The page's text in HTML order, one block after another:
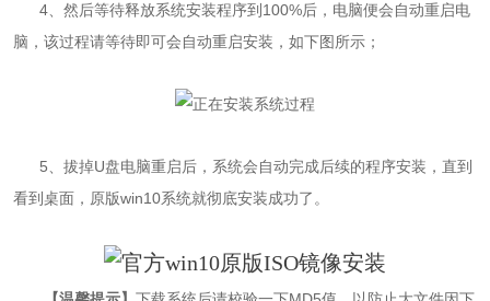
4、然后等待释放系统安装程序到100%后，电脑便会自动重启电
脑，该过程请等待即可会自动重启安装，如下图所示；
5、拔掉U盘电脑重启后，系统会自动完成后续的程序安装，直到
看到桌面，原版win10系统就彻底安装成功了。